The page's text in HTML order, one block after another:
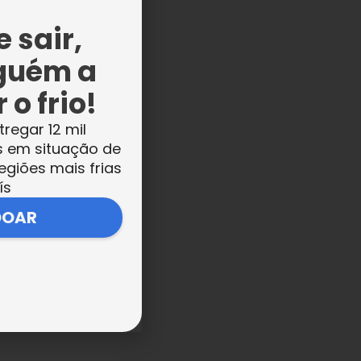
sair,
a
o frio!
12 mil
em situação de
mais frias